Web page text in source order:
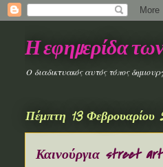
Η εφημερίδα
Ο διαδικτυακός αυτός τόπος
Πέμπτη 13 Φεβρουαρίου
Καινούργια street